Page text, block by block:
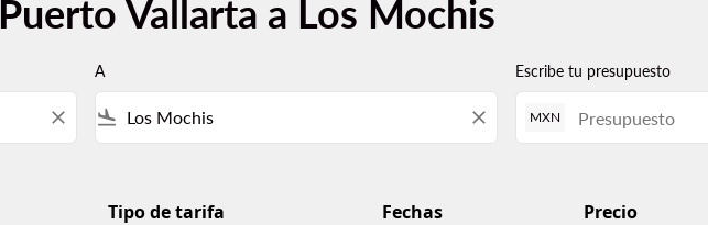
Vallarta a Los Mochis
close
A
flight_land close
Escribe tu presupuesto
MXN
Tipo de tarifa Fechas Precio